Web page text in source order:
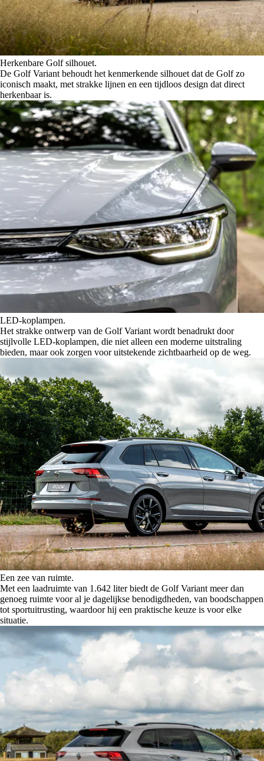
Herkenbare Golf silhouet.
De Golf Variant behoudt het kenmerkende silhouet dat de Golf zo
iconisch maakt, met strakke lijnen en een tijdloos design dat direct
herkenbaar is.
LED-koplampen.
Het strakke ontwerp van de Golf Variant wordt benadrukt door
stijlvolle LED-koplampen, die niet alleen een moderne uitstraling
bieden, maar ook zorgen voor uitstekende zichtbaarheid op de weg.
Een zee van ruimte.
Met een laadruimte van 1.642 liter biedt de Golf Variant meer dan
genoeg ruimte voor al je dagelijkse benodigdheden, van boodschappen
tot sportuitrusting, waardoor hij een praktische keuze is voor elke
situatie.